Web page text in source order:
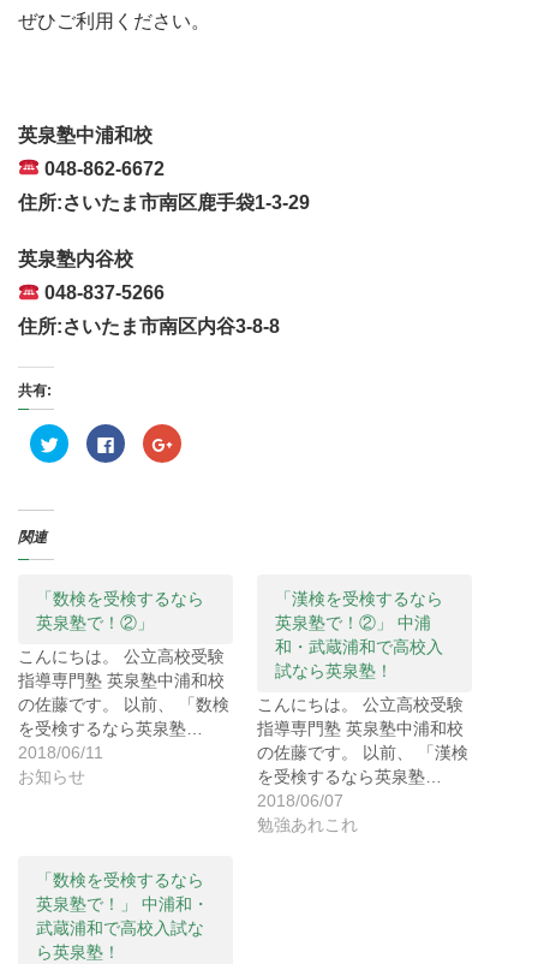
ぜひご利用ください。
英泉塾中浦和校
048-862-6672
住所:さいたま市南区鹿手袋1-3-29
英泉塾内谷校
048-837-5266
住所:さいたま市南区内谷3-8-8
共有:
ク
リ
e
r
で
有
(
新
し
い
ウ
ィ
ン
ド
ウ
)
F
a
す
る
に
ク
リ
ッ
ク
し
て
く
ィ
ン
ド
ウ
で
ク
リ
e
+
有
(
新
ウ
ィ
)
関連
「数検を受検するなら
英泉塾で！②」
こんにちは。 公立高校受験
指導専門塾 英泉塾中浦和校
の佐藤です。 以前、 「数検
を受検するなら英泉塾…
2018/06/11
お知らせ
「漢検を受検するなら
英泉塾で！②」 中浦
和・武蔵浦和で高校入
試なら英泉塾！
こんにちは。 公立高校受験
指導専門塾 英泉塾中浦和校
の佐藤です。 以前、 「漢検
を受検するなら英泉塾…
2018/06/07
勉強あれこれ
「数検を受検するなら
英泉塾で！」 中浦和・
武蔵浦和で高校入試な
ら英泉塾！